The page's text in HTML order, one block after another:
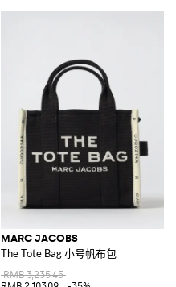
MARC JACOBS
The Tote Bag 小号帆布包
RMB 3,235.45